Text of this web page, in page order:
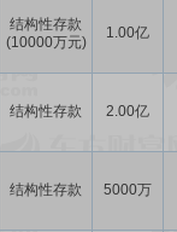
结构性存款
(10000万元)
1.00亿
结构性存款 2.00亿
结构性存款 5000万